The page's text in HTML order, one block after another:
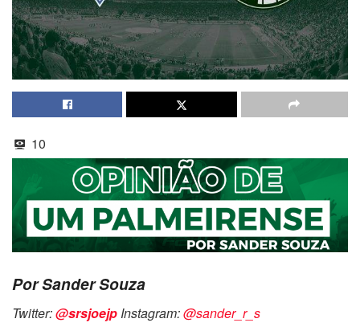
10
Por Sander Souza
Twitter:@srsjoejp Instagram:@sander_r_s